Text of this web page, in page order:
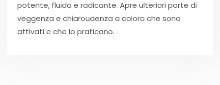
potente, fluida e radicante. Apre ulteriori porte di
veggenza e chiaroudenza a coloro che sono
attivati e che lo praticano.